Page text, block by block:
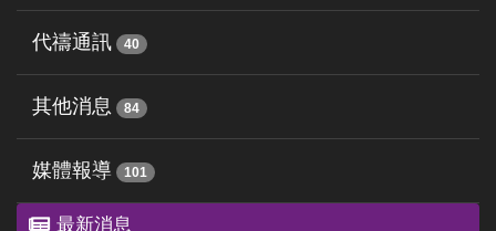
代禱通訊 40
其他消息 84
媒體報導 101
最新消息